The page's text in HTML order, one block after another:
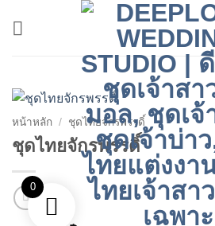
หน้าหลัก / ชุดไทยจักรพรรดิ์
ชุดไทยจักรพรรดิ์
0